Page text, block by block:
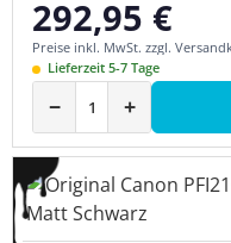
Regulärer Preis:
292,95 €
Preise inkl. MwSt. zzgl.
Lieferzeit 5-7 Tage
− +